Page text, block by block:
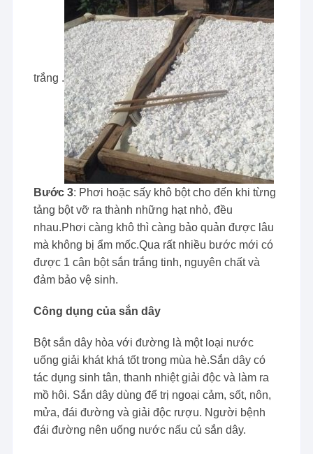
trắng .
Bước 3: Phơi hoặc sấy khô bột cho đến khi từng
tảng bột vỡ ra thành những hạt nhỏ, đều
nhau.Phơi càng khô thì càng bảo quản được lâu
mà không bị ẩm mốc.Qua rất nhiều bước mới có
được 1 cân bột sắn trắng tinh, nguyên chất và
đảm bảo vệ sinh.
Công dụng của sắn dây
Bột sắn dây hòa với đường là một loại nước
uống giải khát khá tốt trong mùa hè.Sắn dây có
tác dụng sinh tân, thanh nhiệt giải độc và làm ra
mồ hôi. Sắn dây dùng để trị ngoại cảm, sốt, nôn,
mửa, đái đường và giải độc rượu. Người bệnh
đái đường nên uống nước nấu củ sắn dây.